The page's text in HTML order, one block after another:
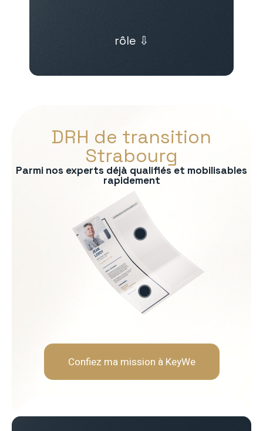
rôle ⇩
DRH de transition
Strabourg
Parmi nos experts déjà qualifiés et mobilisables
rapidement
Soft Skills recherchées :
Écoute et intelligence
Fermeté et équité
Gestion des tensions et
Confiez ma mission à KeyWe